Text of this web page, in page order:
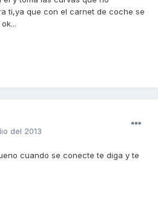
ti,ya que con el carnet de coche se
del 2013
cuando se conecte te diga y te